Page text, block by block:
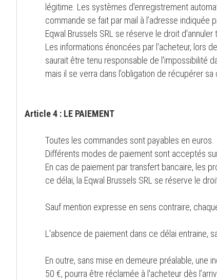
légitime. Les systèmes d'enregistrement
commande se fait par mail à l’adresse
Eqwal Brussels SRL se réserve le droit
Les informations énoncées par l'acheteur, lors
saurait être tenu responsable de l'impossibilité
mais il se verra dans l’obligation de récupérer
Article 4 : LE PAIEMENT
Toutes les commandes sont payables en euros.
Différents modes de paiement sont acceptés
En cas de paiement par transfert bancaire, les
ce délai, la Eqwal Brussels SRL se réserve le
Sauf mention expresse en sens contraire,
L'absence de paiement dans ce délai entraine,
En outre, sans mise en demeure préalable, une
50 €, pourra être réclamée à l'acheteur dès